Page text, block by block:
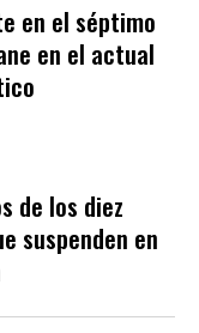
en el séptimo
en el actual
de los diez
suspenden en